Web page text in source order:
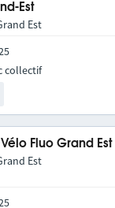
Est
Est
collectif
Vélo Fluo Grand Est
Est